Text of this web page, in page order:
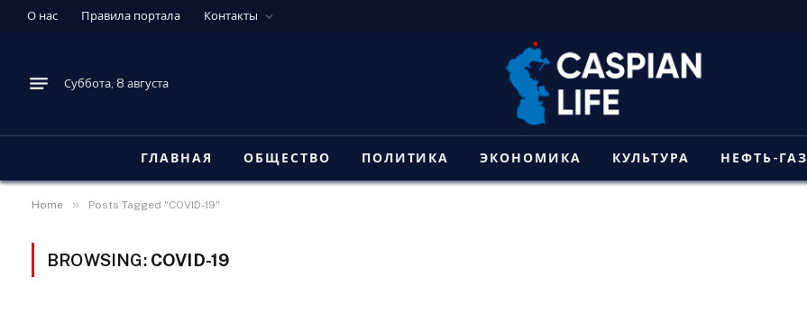
О нас Правила портала Контакты
Суббота, 8 августа
ГЛАВНАЯ ОБЩЕСТВО ПОЛИТИКА ЭКОНОМИКА КУЛЬТУРА НЕФТЬ-ГАЗ
Home » Posts Tagged "COVID-19"
BROWSING: COVID-19